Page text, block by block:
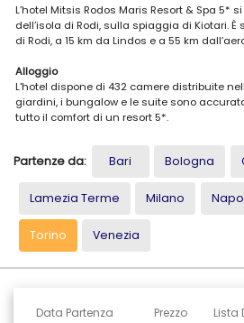
L’hotel Mitsis Rodos Maris Resort & Spa 5*
dell’isola di Rodi, sulla spiaggia di Kiotari.
di Rodi, a 15 km da Lindos e a 55 km
Alloggio
L'hotel dispone di 432 camere distribuite
giardini, i bungalow e le suite sono
tutto il comfort di un resort 5*.
di alta qualità.
terrazza. La connessione Wi-fi è
Questo complesso familiare offre camere
moderni e completamente attrezzati.
Servizi e attività
L'hotel offre i seguenti servizi senza costi
Partenze da: Bari Bologna
Lamezia Terme Milano
Torino Venezia
Data Partenza Prezzo Lista